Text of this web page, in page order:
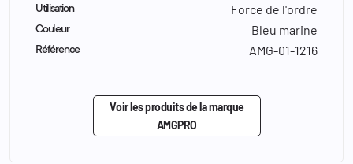
Utilisation Force de l'ordre
Couleur Bleu marine
Référence AMG-01-1216
Voir les produits de la marque
AMGPRO